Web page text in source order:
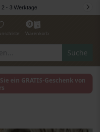
2 - 3 Werktage
Suche
0
Warenkorb
ein GRATIS-Geschenk von